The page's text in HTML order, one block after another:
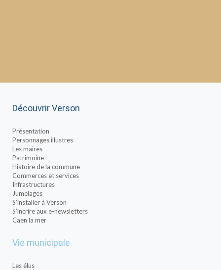
Découvrir Verson
Présentation
Personnages illustres
Les maires
Patrimoine
Histoire de la commune
Commerces et services
Infrastructures
Jumelages
S’installer à Verson
S’incrire aux e-newsletters
Caen la mer
Vie municipale
Les élus